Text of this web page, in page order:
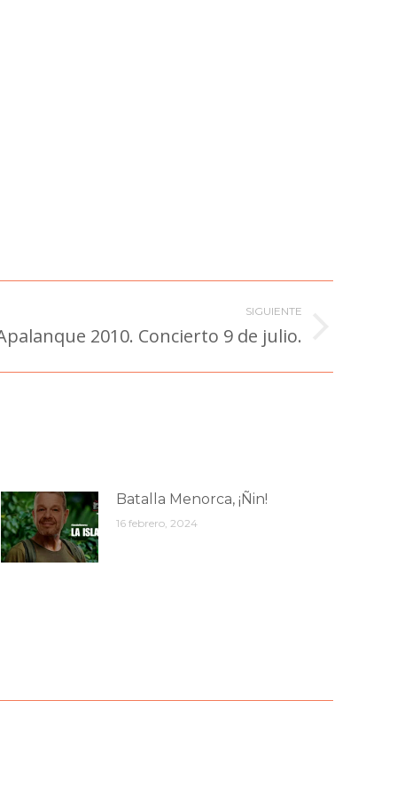
SIGUIENTE
2010. Concierto 9 de julio.
Batalla Menorca, ¡Ñin!
16 febrero, 2024